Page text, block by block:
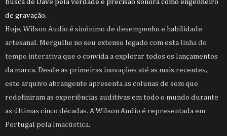
busca de Dave pela verdade e precisão sonora como engenheiro
de gravação.
Hoje, Wilson Audio é sinónimo de desempenho e habilidade
artesanal. Mergulhe no seu extenso legado com esta linha do
tempo interativa que o convida a explorar todos os lançamentos
da marca. Desde as primeiras inovações até as mais recentes,
este arquivo abrangente apresenta as colunas de som que
redefiniram as experiências auditivas em todo o mundo durante
as últimas cinco décadas. A Wilson Audio é representada em
Portugal pela Imacústica.